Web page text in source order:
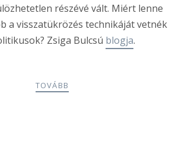
részévé vált. Miért lenne
a visszatükrözés technikáját vetnék
Zsiga Bulcsú blogja.
TOVÁBB